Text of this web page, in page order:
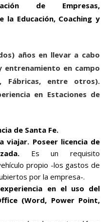
de Empresas,
la Educación, Coaching y
años en llevar a cabo
entrenamiento en campo
Fábricas, entre otros).
en Estaciones de
de Santa Fe.
viajar. Poseer licencia de
Es un requisito
propio -los gastos de
por la empresa-.
en el uso del
(Word, Power Point,